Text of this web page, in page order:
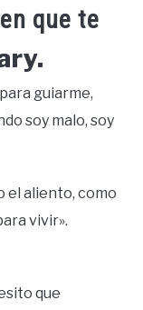
que te
guiarme,
soy malo, soy
el aliento, como
vivir».
que